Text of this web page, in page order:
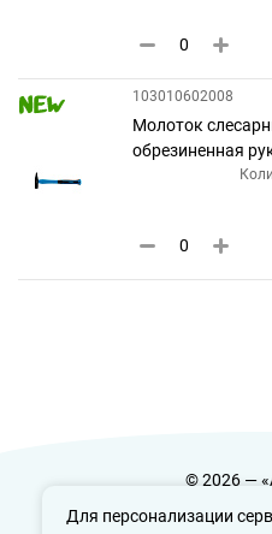
Для персонализации
103010602008
Молоток
обрезиненная
© 2026 —
Политика